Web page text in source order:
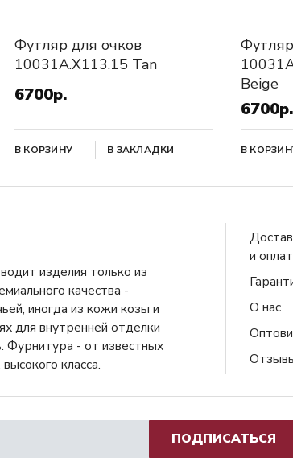
Футляр для очков
10031A.X113.15 Tan
6700р.
В КОРЗИНУ В ЗАКЛАДКИ
Beige
6700р.
В
изделия только из
качества -
иногда из кожи козы и
для внутренней отделки
Фурнитура - от известных
класса.
и
О нас
ПОДПИСАТЬСЯ